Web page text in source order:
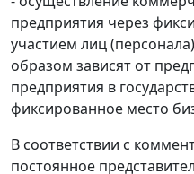
предприятия через
участием лиц
образом зависят от
предприятия в
фиксированное место
В соответствии с
постоянное